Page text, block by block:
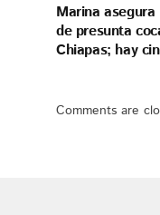
Marina
de presunta
Chiapas; hay
Comments are